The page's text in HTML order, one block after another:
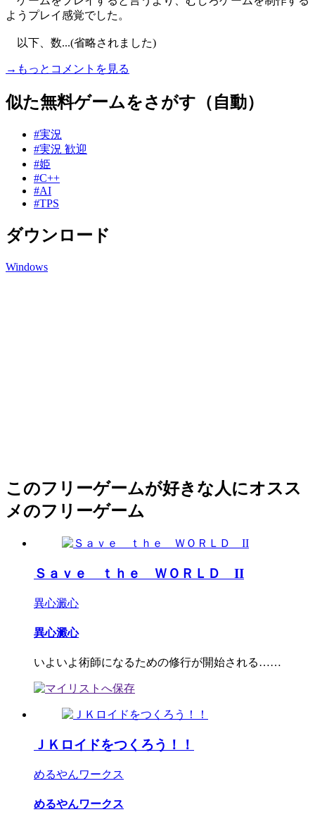
ようプレイ感覚でした。
以下、数...(省略されました)
→もっとコメントを見る
似た無料ゲームをさがす（自動）
#実況
#実況 歓迎
#姫
#C++
#AI
#TPS
ダウンロード
Windows
このフリーゲームが好きな人にオスス
メのフリーゲーム
Ｓａｖｅ ｔｈｅ ＷＯＲＬＤ II
異心澱心
異心澱心
いよいよ術師になるための修行が開始される……
ＪＫロイドをつくろう！！
めるやんワークス
めるやんワークス